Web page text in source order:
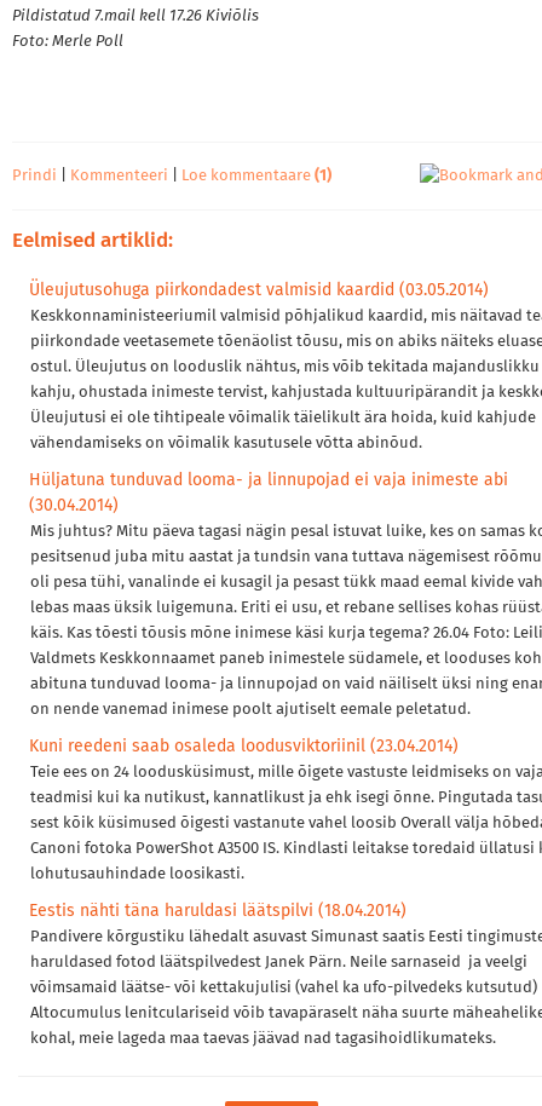
Pildistatud 7.mail kell 17.26 Kiviõlis
Foto: Merle Poll
Prindi Kommenteeri Loe kommentaare (1)
Eelmised artiklid:
Üleujutusohuga piirkondadest valmisid kaardid (03.05.2014)
Keskkonnaministeeriumil valmisid põhjalikud kaardid, mis näitavad
piirkondade veetasemete tõenäolist tõusu, mis on abiks näiteks
ostul. Üleujutus on looduslik nähtus, mis võib tekitada majanduslikku
kahju, ohustada inimeste tervist, kahjustada kultuuripärandit ja
Üleujutusi ei ole tihtipeale võimalik täielikult ära hoida, kuid kahjude
vähendamiseks on võimalik kasutusele võtta abinõud.
Hüljatuna tunduvad looma- ja linnupojad ei vaja inimeste abi
(30.04.2014)
Mis juhtus? Mitu päeva tagasi nägin pesal istuvat luike, kes on samas
pesitsenud juba mitu aastat ja tundsin vana tuttava nägemisest
oli pesa tühi, vanalinde ei kusagil ja pesast tükk maad eemal kivide
lebas maas üksik luigemuna. Eriti ei usu, et rebane sellises kohas
käis. Kas tõesti tõusis mõne inimese käsi kurja tegema? 26.04 Foto: Leili
Valdmets Keskkonnaamet paneb inimestele südamele, et looduses
abituna tunduvad looma- ja linnupojad on vaid näiliselt üksi ning
on nende vanemad inimese poolt ajutiselt eemale peletatud.
Kuni reedeni saab osaleda loodusviktoriinil (23.04.2014)
Teie ees on 24 loodusküsimust, mille õigete vastuste leidmiseks on
teadmisi kui ka nutikust, kannatlikust ja ehk isegi õnne. Pingutada
sest kõik küsimused õigesti vastanute vahel loosib Overall välja
Canoni fotoka PowerShot A3500 IS. Kindlasti leitakse toredaid üllatusi
lohutusauhindade loosikasti.
Eestis nähti täna haruldasi läätspilvi (18.04.2014)
Pandivere kõrgustiku lähedalt asuvast Simunast saatis Eesti
haruldased fotod läätspilvedest Janek Pärn. Neile sarnaseid ja veelgi
võimsamaid läätse- või kettakujulisi (vahel ka ufo-pilvedeks kutsutud)
Altocumulus lenitculariseid võib tavapäraselt näha suurte
kohal, meie lageda maa taevas jäävad nad tagasihoidlikumateks.